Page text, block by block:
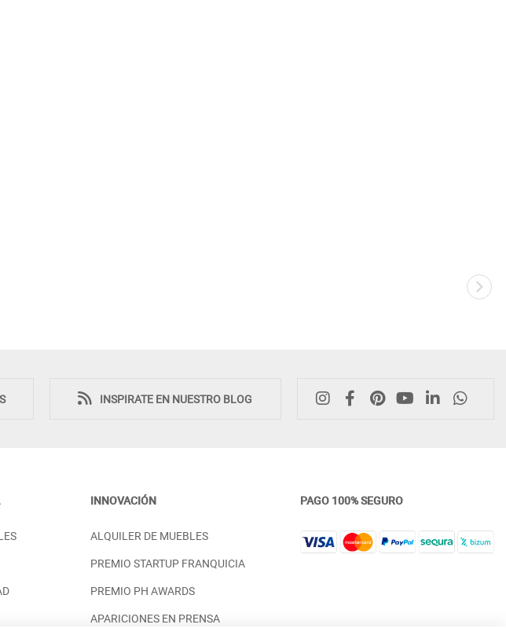
SALÓN DE
CON VAJILLERO Y MESA DE TV -
PRECIO DESDE: 3.096,00 €
CON 1 CAJÓN Y PATAS
MACIZA - DM
INSPIRATE EN NUESTRO BLOG
INNOVACIÓN
ALQUILER DE MUEBLES
PREMIO STARTUP FRANQUICIA
PREMIO PH AWARDS
APARICIONES EN PRENSA
PAGO 100% SEGURO